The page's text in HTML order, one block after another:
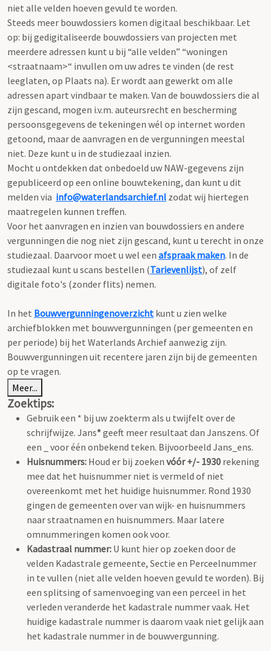
niet alle velden hoeven gevuld te worden.
Steeds meer bouwdossiers komen digitaal beschikbaar. Let
op: bij gedigitaliseerde bouwdossiers van projecten met
meerdere adressen kunt u bij “alle velden” “woningen
<straatnaam>“ invullen om uw adres te vinden (de rest
leeglaten, op Plaats na). Er wordt aan gewerkt om alle
adressen apart vindbaar te maken. Van de bouwdossiers die al
zijn gescand, mogen i.v.m. auteursrecht en bescherming
persoonsgegevens de tekeningen wél op internet worden
getoond, maar de aanvragen en de vergunningen meestal
niet. Deze kunt u in de studiezaal inzien.
Mocht u ontdekken dat onbedoeld uw NAW-gegevens zijn
gepubliceerd op een online bouwtekening, dan kunt u dit
melden via info@waterlandsarchief.nl zodat wij hiertegen
maatregelen kunnen treffen.
Voor het aanvragen en inzien van bouwdossiers en andere
vergunningen die nog niet zijn gescand, kunt u terecht in onze
studiezaal. Daarvoor moet u wel een afspraak maken. In de
studiezaal kunt u scans bestellen (Tarievenlijst), of zelf
digitale foto's (zonder flits) nemen.
In het Bouwvergunningenoverzicht kunt u zien welke
archiefblokken met bouwvergunningen (per gemeenten en
per periode) bij het Waterlands Archief aanwezig zijn.
Bouwvergunningen uit recentere jaren zijn bij de gemeenten
op te vragen.
Meer...
Zoektips:
Gebruik een * bij uw zoekterm als u twijfelt over de
schrijfwijze. Jans*geeft meer resultaat dan Janszens. Of
een _ voor één onbekend teken. Bijvoorbeeld Jans_ens.
Huisnummers: Houd er bij zoeken vóór +/- 1930 rekening
mee dat het huisnummer niet is vermeld of niet
overeenkomt met het huidige huisnummer. Rond 1930
gingen de gemeenten over van wijk- en huisnummers
naar straatnamen en huisnummers. Maar latere
omnummeringen komen ook voor.
Kadastraal nummer: U kunt hier op zoeken door de
velden Kadastrale gemeente, Sectie en Perceelnummer
in te vullen (niet alle velden hoeven gevuld te worden). Bij
een splitsing of samenvoeging van een perceel in het
verleden veranderde het kadastrale nummer vaak. Het
huidige kadastrale nummer is daarom vaak niet gelijk aan
het kadastrale nummer in de bouwvergunning.